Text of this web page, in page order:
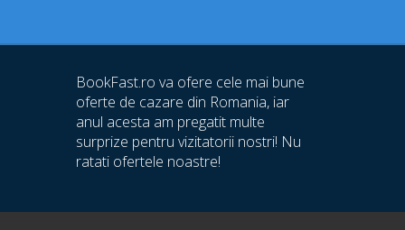
BookFast.ro va ofere cele mai bune
oferte de cazare din Romania, iar
anul acesta am pregatit multe
surprize pentru vizitatorii nostri! Nu
ratati ofertele noastre!